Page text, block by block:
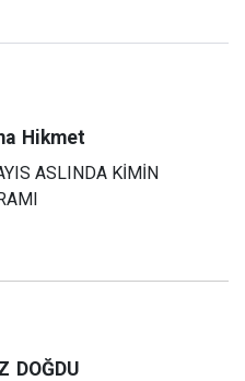
Hikmet
ASLINDA KİMİN
DOĞDU